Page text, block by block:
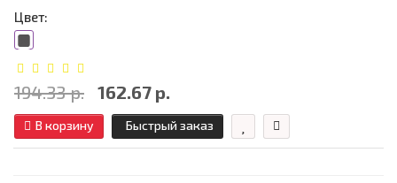
Цвет:
194.33 р. 162.67 р.
В корзину Быстрый заказ